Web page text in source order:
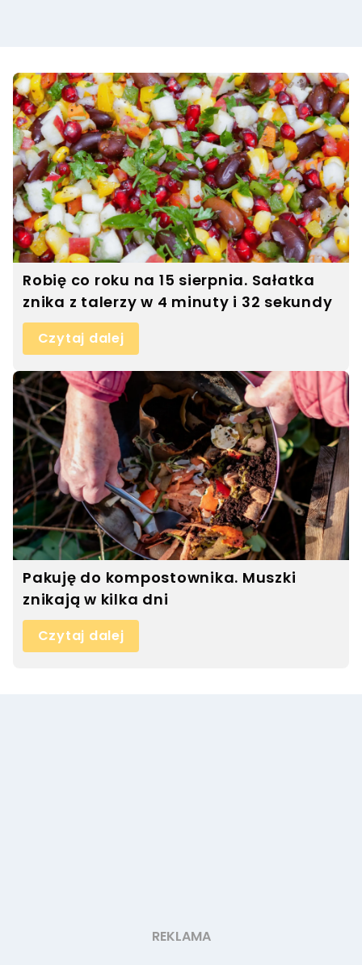
Robię co roku na 15 sierpnia. Sałatka
znika z talerzy w 4 minuty i 32 sekundy
Czytaj dalej
Pakuję do kompostownika. Muszki
znikają w kilka dni
Czytaj dalej